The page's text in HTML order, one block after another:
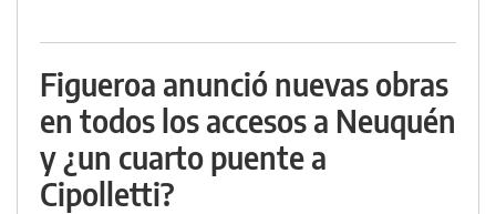
Figueroa anunció nuevas obras
en todos los accesos a Neuquén
y ¿un cuarto puente a
Cipolletti?